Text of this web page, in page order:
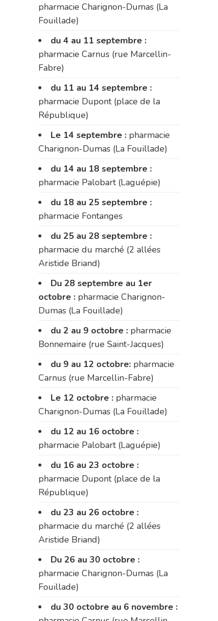
pharmacie Charignon-Dumas (La
Fouillade)
du 4 au 11 septembre :
pharmacie Carnus (rue Marcellin-
Fabre)
du 11 au 14 septembre :
pharmacie Dupont (place de la
République)
Le 14 septembre : pharmacie
Charignon-Dumas (La Fouillade)
du 14 au 18 septembre :
pharmacie Palobart (Laguépie)
du 18 au 25 septembre :
pharmacie Fontanges
du 25 au 28 septembre :
pharmacie du marché (2 allées
Aristide Briand)
Du 28 septembre au 1er
octobre : pharmacie Charignon-
Dumas (La Fouillade)
du 2 au 9 octobre : pharmacie
Bonnemaire (rue Saint-Jacques)
du 9 au 12 octobre: pharmacie
Carnus (rue Marcellin-Fabre)
Le 12 octobre : pharmacie
Charignon-Dumas (La Fouillade)
du 12 au 16 octobre :
pharmacie Palobart (Laguépie)
du 16 au 23 octobre :
pharmacie Dupont (place de la
République)
du 23 au 26 octobre :
pharmacie du marché (2 allées
Aristide Briand)
Du 26 au 30 octobre :
pharmacie Charignon-Dumas (La
Fouillade)
du 30 octobre au 6 novembre :